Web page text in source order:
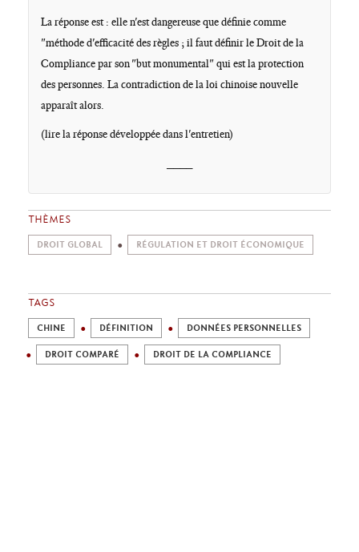
La réponse est : elle n'est dangereuse que définie comme
"méthode d'efficacité des règles ; il faut définir le Droit de la
Compliance par son "but monumental" qui est la protection
des personnes. La contradiction de la loi chinoise nouvelle
apparaît alors.
(lire la réponse développée dans l'entretien)
THÈMES
DROIT GLOBAL RÉGULATION ET DROIT ÉCONOMIQUE
TAGS
CHINE DÉFINITION DONNÉES PERSONNELLES
DROIT COMPARÉ DROIT DE LA COMPLIANCE